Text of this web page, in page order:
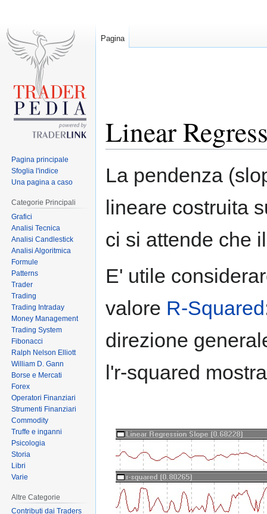
Linear
to
to
La pendenza
lineare costruita
ci si attende che
E' utile
valore R-Squared
direzione
l'r-squared
Pagina
Pagina principale
Sfoglia l'indice
Una pagina a caso
Categorie Principali
Grafici
Analisi Tecnica
Analisi Candlestick
Analisi Algoritmica
Formule
Patterns
Trader
Trading
Trading Intraday
Money Management
Trading System
Fibonacci
Ralph Nelson Elliott
William D. Gann
Borse e Mercati
Forex
Operatori Finanziari
Strumenti Finanziari
Commodity
Truffe e inganni
Psicologia
Storia
Libri
Varie
Altre Categorie
Contributi dai Traders